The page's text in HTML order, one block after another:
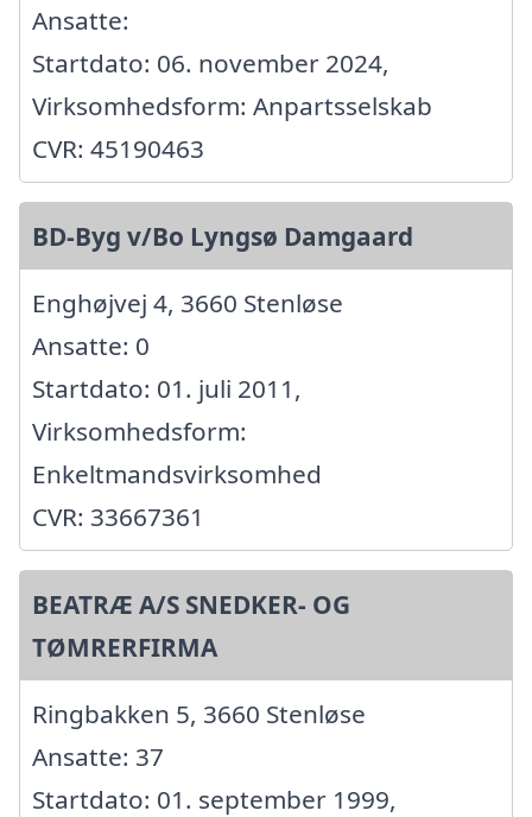
Ansatte:
Startdato: 06. november 2024,
Virksomhedsform: Anpartsselskab
CVR: 45190463
BD-Byg v/Bo Lyngsø Damgaard
Enghøjvej 4, 3660 Stenløse
Ansatte: 0
Startdato: 01. juli 2011,
Virksomhedsform:
Enkeltmandsvirksomhed
CVR: 33667361
BEATRÆ A/S SNEDKER- OG
TØMRERFIRMA
Ringbakken 5, 3660 Stenløse
Ansatte: 37
Startdato: 01. september 1999,